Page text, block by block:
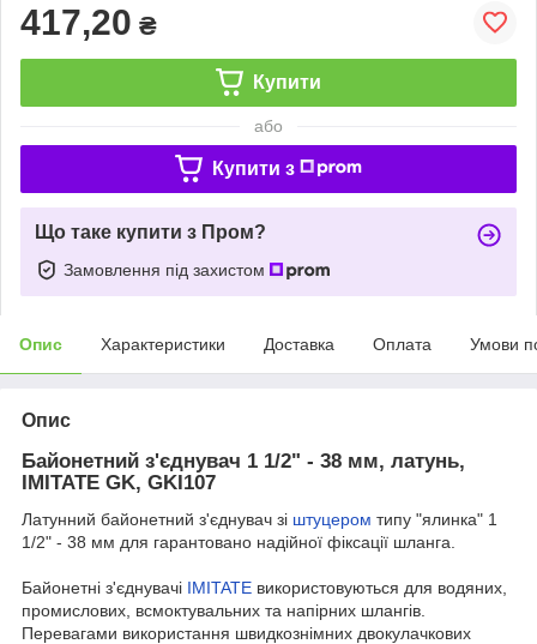
417,20 ₴
Купити
або
Купити з
Що таке купити з Пром?
Замовлення під захистом
Опис Характеристики Доставка Оплата Умови
Опис
Байонетний з'єднувач 1 1/2" - 38 мм, латунь,
IMITATE GK, GKI107
Латунний байонетний з'єднувач зі штуцером типу "ялинка" 1
1/2" - 38 мм для гарантовано надійної фіксації шланга.
Байонетні з'єднувачі IMITATE використовуються для водяних,
промислових, всмоктувальних та напірних шлангів.
Перевагами використання швидкознімних двокулачкових